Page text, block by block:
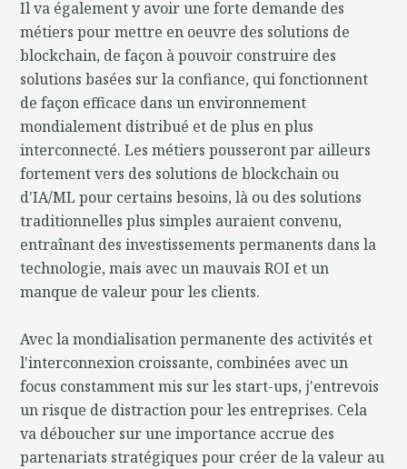
Il va également y avoir une forte demande des
métiers pour mettre en oeuvre des solutions de
blockchain, de façon à pouvoir construire des
solutions basées sur la confiance, qui fonctionnent
de façon efficace dans un environnement
mondialement distribué et de plus en plus
interconnecté. Les métiers pousseront par ailleurs
fortement vers des solutions de blockchain ou
d'IA/ML pour certains besoins, là ou des solutions
traditionnelles plus simples auraient convenu,
entraînant des investissements permanents dans la
technologie, mais avec un mauvais ROI et un
manque de valeur pour les clients.
Avec la mondialisation permanente des activités et
l'interconnexion croissante, combinées avec un
focus constamment mis sur les start-ups, j'entrevois
un risque de distraction pour les entreprises. Cela
va déboucher sur une importance accrue des
partenariats stratégiques pour créer de la valeur au